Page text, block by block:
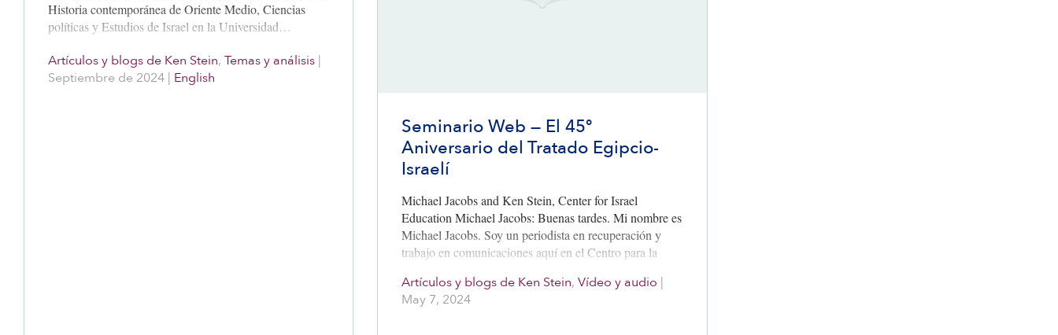
Historia contemporánea de Oriente Medio, Ciencias
políticas y Estudios de Israel en la Universidad…
Artículos y blogs de Ken Stein, Temas y análisis |
Septiembre de 2024 | English
Seminario Web — El 45º
Aniversario del Tratado Egipcio-
Israelí
Michael Jacobs and Ken Stein, Center for Israel
Education Michael Jacobs: Buenas tardes. Mi nombre es
Michael Jacobs. Soy un periodista en recuperación y
trabajo en comunicaciones aquí en el Centro para la
Artículos y blogs de Ken Stein,Vídeo y audio |
May 7, 2024